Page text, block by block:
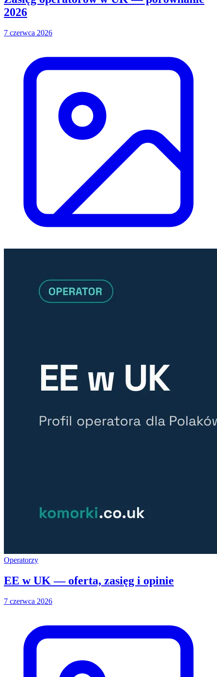
2026
7 czerwca 2026
Operatorzy
EE w UK — oferta, zasięg i opinie
7 czerwca 2026